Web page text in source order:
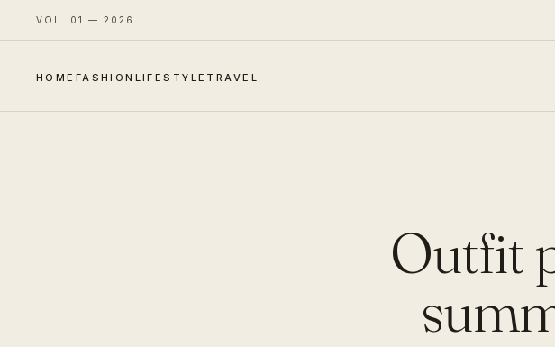
VOL. 01 — 2026
HOME FASHION LIFESTYLE TRAVEL
Outfit